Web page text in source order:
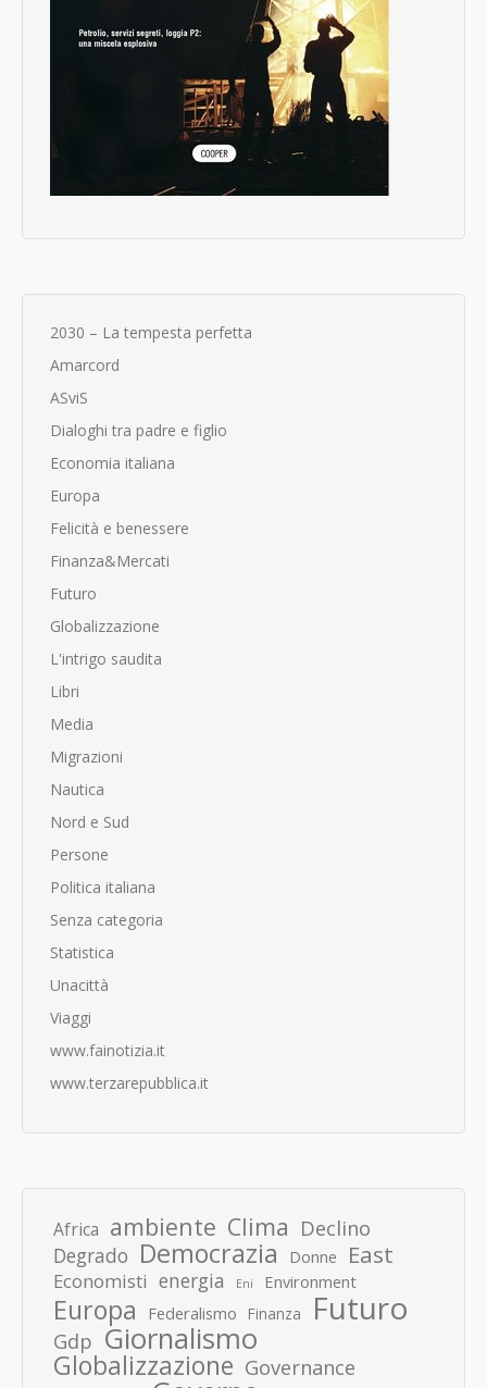
2030 – La tempesta perfetta
Amarcord
ASviS
Dialoghi tra padre e figlio
Economia italiana
Europa
Felicità e benessere
Finanza&Mercati
Futuro
Globalizzazione
L'intrigo saudita
Libri
Media
Migrazioni
Nautica
Nord e Sud
Persone
Politica italiana
Senza categoria
Statistica
Unacittà
Viaggi
www.fainotizia.it
www.terzarepubblica.it
Africa ambiente Clima Declino
Degrado Democrazia Donne East
Economisti energia Eni Environment
Europa Federalismo Finanza Futuro
Gdp Giornalismo
Globalizzazione Governance